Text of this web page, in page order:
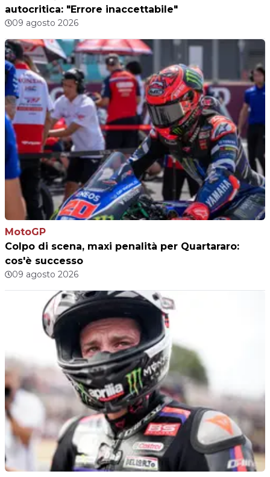
autocritica: "Errore inaccettabile"
09 agosto 2026
MotoGP
Colpo di scena, maxi penalità per Quartararo:
cos'è successo
09 agosto 2026